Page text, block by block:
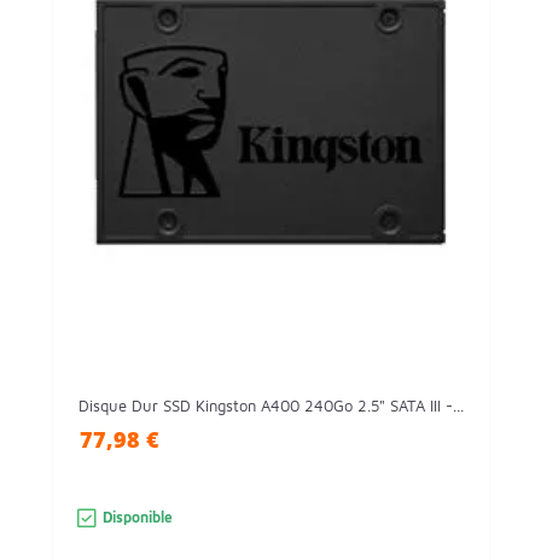
Disque Dur SSD Kingston A400 240Go 2.5" SATA III -...
77,98 €
Disponible